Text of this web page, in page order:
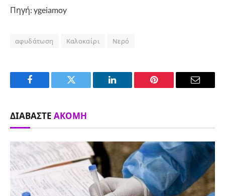
Πηγή: ygeiamoy
αφυδάτωση Καλοκαίρι Νερό
Facebook Twitter LinkedIn Pinterest Email
ΔΙΑΒΆΣΤΕ ΑΚΌΜΗ